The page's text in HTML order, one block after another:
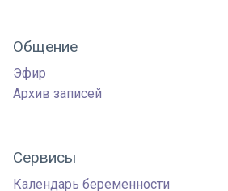
Общение
Эфир
Архив записей
Сервисы
Календарь беременности